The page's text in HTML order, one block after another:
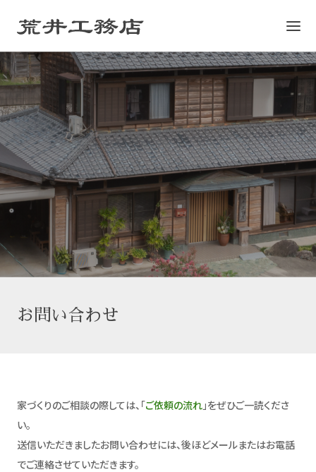
お問い合わせ
家づくりのご相談の際しては、「ご依頼の流れ」をぜひご一読くださ
い。
送信いただきましたお問い合わせには、後ほどメールまたはお電話
でご連絡させていただきます。